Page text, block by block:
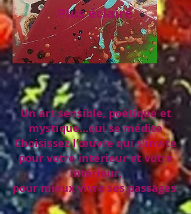
Plus éclairé
Un art sensible, poétique et
mystique...qui se médite
Choisissez l’œuvre qui s'invite
pour votre intérieur et votre
intérieur,
pour mieux vivre ses passages.